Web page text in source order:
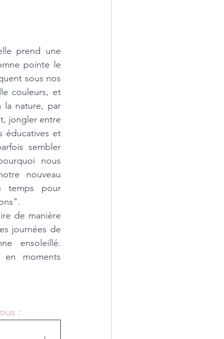
prend une
pointe le
sous nos
couleurs, et
la nature, par
jongler entre
éducatives et
sembler
nous
nouveau
temps pour
de manière
journées de
ensoleillé.
en moments
: